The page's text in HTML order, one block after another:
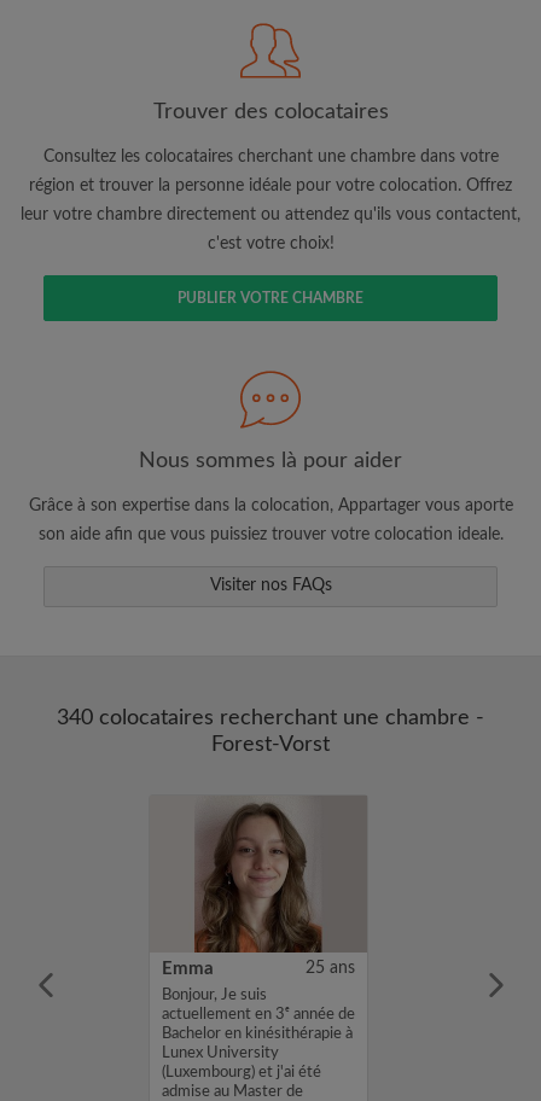
CRÉER PROFIL
Je souhaite recevoir des offres exclusives et des mises à
jour du compte par e-mail
Consultez les chambres et les profils des
Sauvegardez vos recherches
Recevez des alertes pour toute nouvelle
annonce correspondant à vos critères
Faites part aux propriétaires et aux
Trouver des colocataires
Consultez les colocataires cherchant une chambre dans votre
région et trouver la personne idéale pour votre colocation. Offrez
leur votre chambre directement ou attendez qu'ils vous contactent,
c'est votre choix!
PUBLIER VOTRE CHAMBRE
Nous sommes là pour aider
Grâce à son expertise dans la colocation, Appartager vous aporte
son aide afin que vous puissiez trouver votre colocation ideale.
Visiter nos FAQs
340 colocataires recherchant une chambre -
Forest-Vorst
Ange,
Emma 25 ans
Bonjour, Je suis
actuellement en 3ᵉ année de
Bachelor en kinésithérapie à
Lunex University
(Luxembourg) et j'ai été
admise au Master de